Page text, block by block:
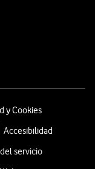
y Cookies
Accesibilidad
servicio